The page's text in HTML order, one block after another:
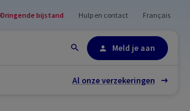
Dringende bijstand Hulp en contact Français
Meld je aan
Al onze verzekeringen